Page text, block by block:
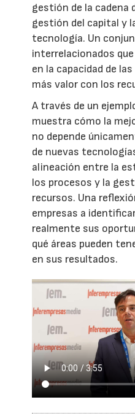
gestión de la cadena
gestión del capital y
tecnología. Un
interrelacionados
en la capacidad de
más valor con los
A través de un
muestra cómo la
no depende
de nuevas
alineación entre la
los procesos y la
recursos. Una
empresas a
realmente sus
qué áreas pueden
en sus resultados.